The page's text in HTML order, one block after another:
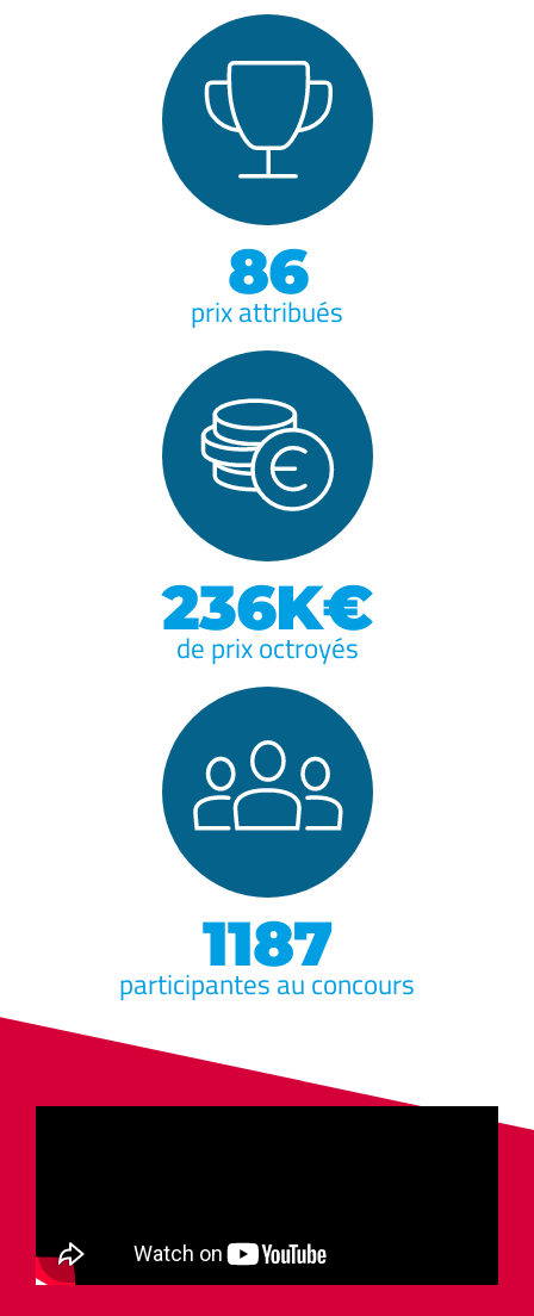
86
prix attribués
236K€
de prix octroyés
1187
participantes au concours